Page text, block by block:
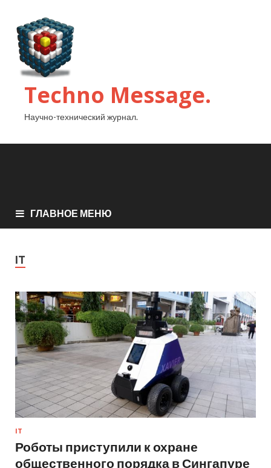
Techno Message.
Научно-технический журнал.
ГЛАВНОЕ МЕНЮ
IT
IT
Роботы приступили к охране
общественного порядка в Сингапуре